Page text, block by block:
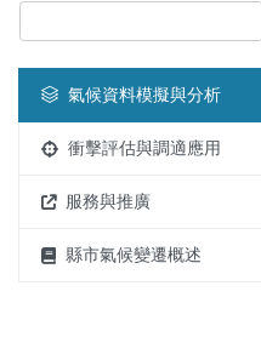
氣候資料模擬與分析
衝擊評估與調適應用
服務與推廣
縣市氣候變遷概述